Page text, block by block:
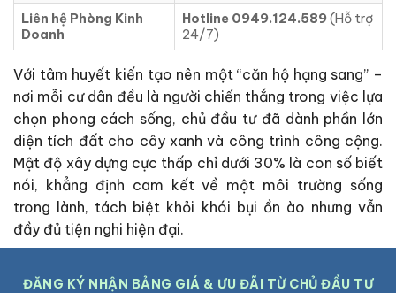
Liên hệ Phòng Kinh
Doanh
Hotline 0949.124.589(Hỗ trợ
24/7)
Với tâm huyết kiến tạo nên một “căn hộ hạng sang” –
nơi mỗi cư dân đều là người chiến thắng trong việc lựa
chọn phong cách sống, chủ đầu tư đã dành phần lớn
diện tích đất cho cây xanh và công trình công cộng.
Mật độ xây dựng cực thấp chỉ dưới 30% là con số biết
nói, khẳng định cam kết về một môi trường sống
trong lành, tách biệt khỏi khói bụi ồn ào nhưng vẫn
đầy đủ tiện nghi hiện đại.
ĐĂNG KÝ NHẬN BẢNG GIÁ & ƯU ĐÃI TỪ CHỦ ĐẦU TƯ